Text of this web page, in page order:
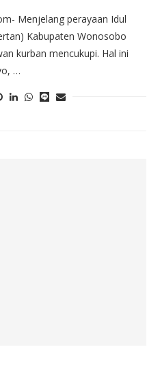
Menjelang perayaan Idul
Kabupaten Wonosobo
kurban mencukupi. Hal ini
…